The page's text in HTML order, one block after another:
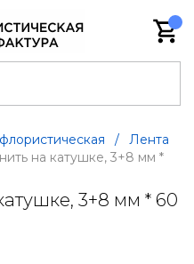
/
Лента
на катушке, 3+8 мм *
3+8 мм * 60